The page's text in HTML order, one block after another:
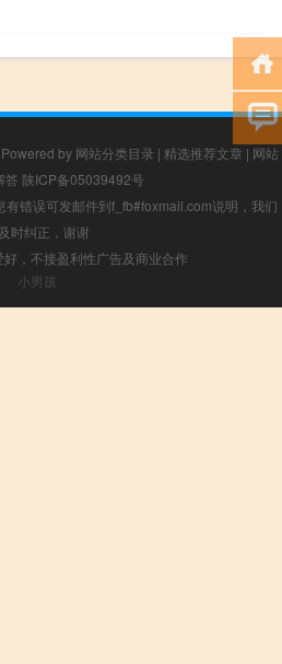
Powered by 网站分类目录 | 精选推荐文章 | 网站
答 陕ICP备05039492号
错误可发邮件到f_fb#foxmail.com说明，我们
时纠正，谢谢
，不接盈利性广告及商业合作
小男孩